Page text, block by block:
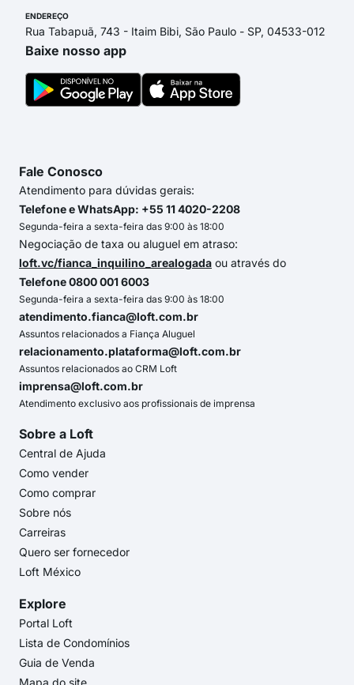
ENDEREÇO
Rua Tabapuã, 743 - Itaim Bibi, São Paulo - SP, 04533-012
Baixe nosso app
Fale Conosco
Atendimento para dúvidas gerais:
Telefone e WhatsApp: +55 11 4020-2208
Segunda-feira a sexta-feira das 9:00 às 18:00
Negociação de taxa ou aluguel em atraso:
loft.vc/fianca_inquilino_arealogada ou através do
Telefone 0800 001 6003
Segunda-feira a sexta-feira das 9:00 às 18:00
atendimento.fianca@loft.com.br
Assuntos relacionados a Fiança Aluguel
relacionamento.plataforma@loft.com.br
Assuntos relacionados ao CRM Loft
imprensa@loft.com.br
Atendimento exclusivo aos profissionais de imprensa
Sobre a Loft
Central de Ajuda
Como vender
Como comprar
Sobre nós
Carreiras
Quero ser fornecedor
Loft México
Explore
Portal Loft
Lista de Condomínios
Guia de Venda
Mapa do site